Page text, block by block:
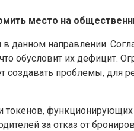
место на
направлении.
обусловит их дефицит.
проблемы, для
функционирующих
за отказ от